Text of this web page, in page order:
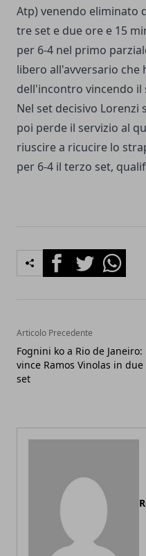
Atp) venendo eliminato
tre set e due ore e 15
per 6-4 nel primo
libero all'avversario che
dell'incontro vincendo il
Nel set decisivo Lorenzi
poi perde il servizio al
riuscire a ricucire lo
per 6-4 il terzo set,
FacebookTwitterWhatsapp
Articolo Precedente
Fognini ko a Rio de Janeiro:
vince Ramos Vinolas in due
set